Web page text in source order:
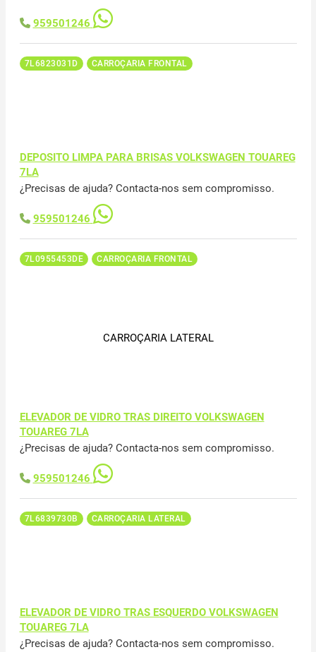
959501246
7L6823031D CARROÇARIA FRONTAL
DEPOSITO LIMPA PARA BRISAS VOLKSWAGEN TOUAREG
7LA
¿Precisas de ajuda? Contacta-nos sem compromisso.
959501246
7L0955453DE CARROÇARIA FRONTAL
CARROÇARIA LATERAL
ELEVADOR DE VIDRO TRAS DIREITO VOLKSWAGEN
TOUAREG 7LA
¿Precisas de ajuda? Contacta-nos sem compromisso.
959501246
7L6839730B CARROÇARIA LATERAL
ELEVADOR DE VIDRO TRAS ESQUERDO VOLKSWAGEN
TOUAREG 7LA
¿Precisas de ajuda? Contacta-nos sem compromisso.